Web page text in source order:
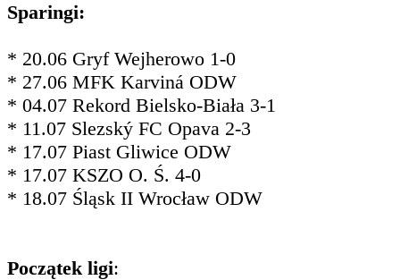
Sparingi:
* 20.06 Gryf Wejherowo 1-0
* 27.06 MFK Karviná ODW
* 04.07 Rekord Bielsko-Biała 3-1
* 11.07 Slezský FC Opava 2-3
* 17.07 Piast Gliwice ODW
* 17.07 KSZO O. Ś. 4-0
* 18.07 Śląsk II Wrocław ODW
Początek ligi: